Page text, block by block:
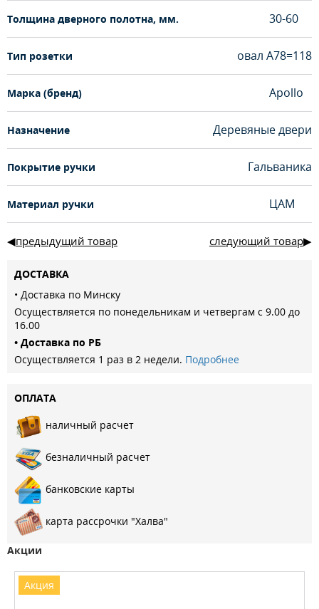
Толщина дверного полотна, мм. 30-60
Тип розетки овал А78=118
Марка (бренд) Apollo
Назначение Деревяные двери
Покрытие ручки Гальваника
Материал ручки ЦАМ
предыдущий товар следующий товар
ДОСТАВКА
• Доставка по Минску
Осуществляется по понедельникам и четвергам с 9.00 до
16.00
• Доставка по РБ
Осуществляется 1 раз в 2 недели. Подробнее
ОПЛАТА
наличный расчет
безналичный расчет
банковские карты
карта рассрочки "Халва"
Акции
Акция